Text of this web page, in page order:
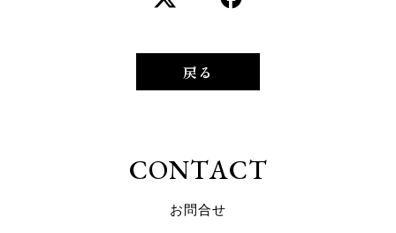
戻る
CONTACT
お問合せ